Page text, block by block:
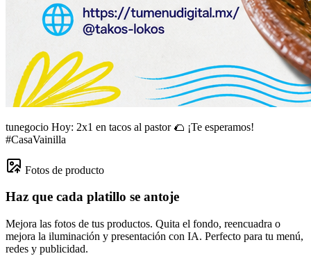
tunegocio Hoy: 2x1 en tacos al pastor 🌮 ¡Te esperamos!
#CasaVainilla
Fotos de producto
Haz que cada platillo se antoje
Mejora las fotos de tus productos. Quita el fondo, reencuadra o
mejora la iluminación y presentación con IA. Perfecto para tu menú,
redes y publicidad.